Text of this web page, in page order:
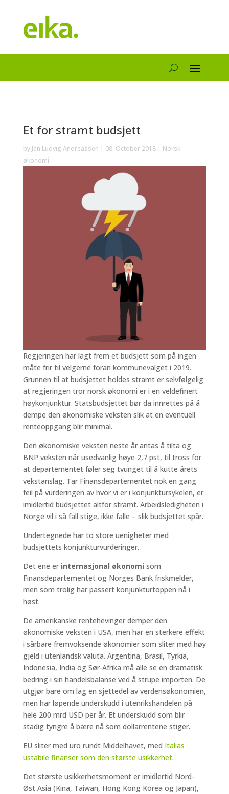
Et for stramt budsjett
by Jan Ludvig Andreassen | 08. October 2018| Norsk
økonomi
Regjeringen har lagt frem et budsjett som på ingen
måte frir til velgerne foran kommunevalget i 2019.
Grunnen til at budsjettet holdes stramt er selvfølgelig
at regjeringen tror norsk økonomi er i en veldefinert
høykonjunktur. Statsbudsjettet bør da innrettes på å
dempe den økonomiske veksten slik at en eventuell
renteoppgang blir minimal.
Den økonomiske veksten neste år antas å tilta og
BNP veksten når usedvanlig høye 2,7 pst, til tross for
at departementet føler seg tvunget til å kutte årets
vekstanslag. Tar Finansdepartementet nok en gang
feil på vurderingen av hvor vi er i konjunktursykelen, er
imidlertid budsjettet altfor stramt. Arbeidsledigheten i
Norge vil i så fall stige, ikke falle – slik budsjettet spår.
Undertegnede har to store uenigheter med
budsjettets konjunkturvurderinger.
Det ene erinternasjonal økonomi som
Finansdepartementet og Norges Bank friskmelder,
men som trolig har passert konjunkturtoppen nå i
høst.
De amerikanske rentehevinger demper den
økonomiske veksten i USA, men har en sterkere effekt
i sårbare fremvoksende økonomier som sliter med høy
gjeld i utenlandsk valuta. Argentina, Brasil, Tyrkia,
Indonesia, India og Sør-Afrika må alle se en dramatisk
bedring i sin handelsbalanse ved å strupe importen. De
utgjør bare om lag en sjettedel av verdensøkonomien,
men har løpende underskudd i utenrikshandelen på
hele 200 mrd USD per år. Et underskudd som blir
stadig tyngre å bære nå som dollarrentene stiger.
EU sliter med uro rundt Middelhavet, med Italias
ustabile finanser som den største usikkerhet.
Det største usikkerhetsmoment er imidlertid Nord-
Øst Asia (Kina, Taiwan, Hong Kong Korea og Japan),